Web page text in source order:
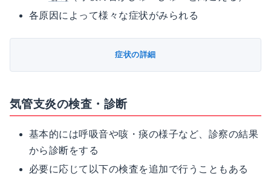
各原因によって様々な症状がみられる
症状の詳細
気管支炎の検査・診断
基本的には呼吸音や咳・痰の様子など、診察の結果
から診断をする
必要に応じて以下の検査を追加で行うこともある